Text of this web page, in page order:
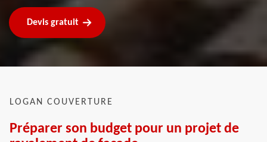
Devis gratuit
LOGAN COUVERTURE
Préparer son budget pour un projet de